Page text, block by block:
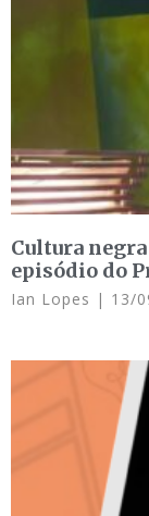
Cultura
episódio do
Ian Lopes 13/